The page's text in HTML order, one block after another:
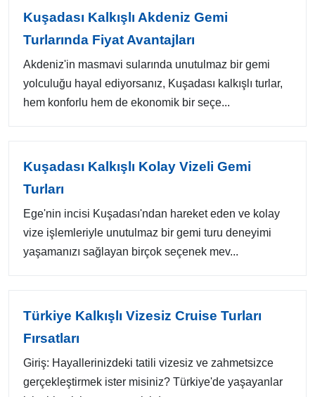
Kuşadası Kalkışlı Akdeniz Gemi
Turlarında Fiyat Avantajları
Akdeniz'in masmavi sularında unutulmaz bir gemi
yolculuğu hayal ediyorsanız, Kuşadası kalkışlı turlar,
hem konforlu hem de ekonomik bir seçe...
Kuşadası Kalkışlı Kolay Vizeli Gemi
Turları
Ege'nin incisi Kuşadası'ndan hareket eden ve kolay
vize işlemleriyle unutulmaz bir gemi turu deneyimi
yaşamanızı sağlayan birçok seçenek mev...
Türkiye Kalkışlı Vizesiz Cruise Turları
Fırsatları
Giriş: Hayallerinizdeki tatili vizesiz ve zahmetsizce
gerçekleştirmek ister misiniz? Türkiye'de yaşayanlar